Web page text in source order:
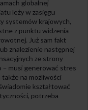
globalnej
leży w zasięgu
systemów krajowych,
z punktu widzenia
Już sam fakt
znalezienie następnej
ze strony
– musi generować stres
na możliwości
kształtować
potrzeba